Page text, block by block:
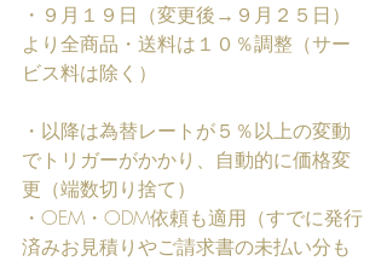
・９月１９日（変更後→９月２５日）
より全商品・送料は１０％調整（サー
ビス料は除く）
・以降は為替レートが５％以上の変動
でトリガーがかかり、自動的に価格変
更（端数切り捨て）
・OEM・ODM依頼も適用（すでに発行
済みお見積りやご請求書の未払い分も